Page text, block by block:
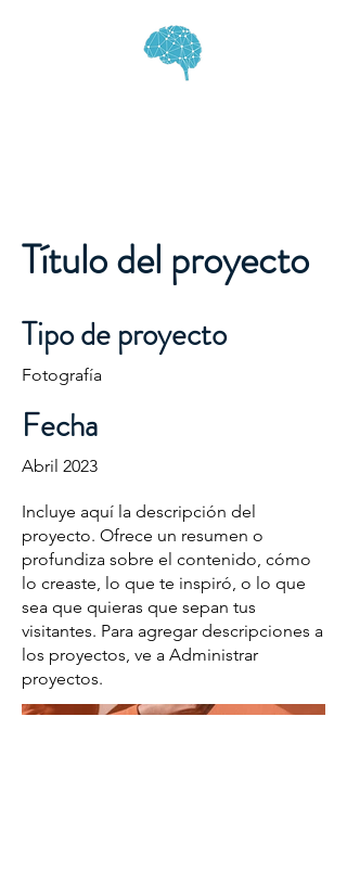
Título del proyecto
Tipo de proyecto
Fotografía
Fecha
Abril 2023
Incluye aquí la descripción del
proyecto. Ofrece un resumen o
profundiza sobre el contenido, cómo
lo creaste, lo que te inspiró, o lo que
sea que quieras que sepan tus
visitantes. Para agregar descripciones a
los proyectos, ve a Administrar
proyectos.